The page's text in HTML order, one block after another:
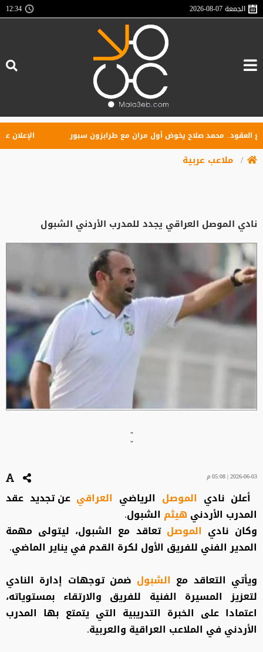
الجمعة2026-08-07
12:34
محمد صلاح يخوض أول مران مع طرابزون سبور الإعلان عن
ملاعب عربية
نادي الموصل العراقي يجدد للمدرب الأردني الشبول
"
"
2026-06-03 | 05:08 م
أعلن نادي الموصل الرياضي العراقيعن تجديد عقد
المدرب الأردني هيثم الشبول.
وكان نادي الموصلتعاقد مع الشبول، ليتولى مهمة
المدير الفني للفريق الأول لكرة القدم في يناير الماضي.
ويأتي التعاقد مع الشبول ضمن توجهات إدارة النادي
لتعزيز المسيرة الفنية للفريق والارتقاء بمستوياته،
اعتمادا على الخبرة التدريبية التي يتمتع بها المدرب
الأردني في الملاعب العراقية والعربية.